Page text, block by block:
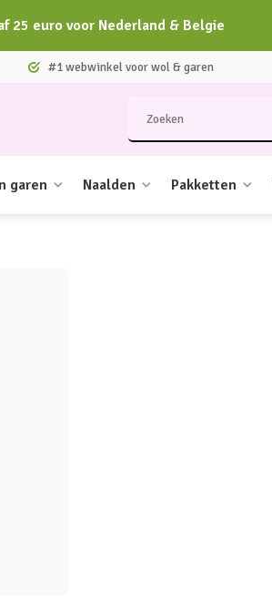
25 euro voor Nederland & Belgie
#1 webwinkel voor wol & garen
garen Naalden Pakketten